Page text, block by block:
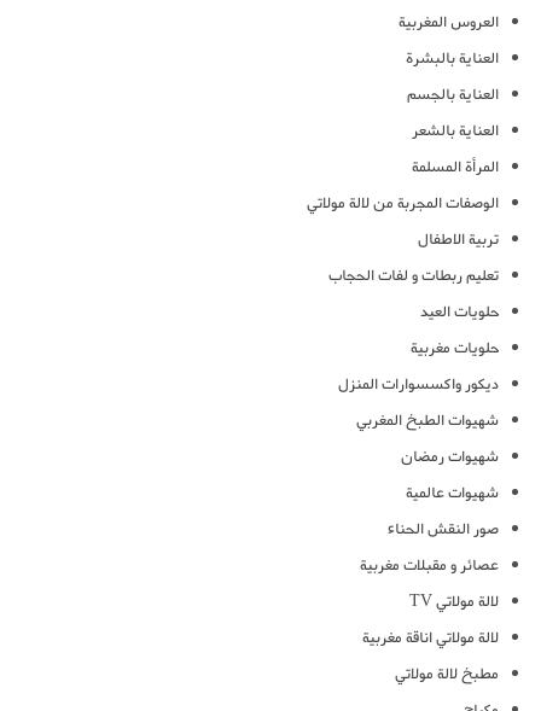
العروس المغربية
العناية بالبشرة
العناية بالجسم
العناية بالشعر
المرأة المسلمة
الوصفات المجربة من لالة مولاتي
تربية الاطفال
تعليم ربطات و لفات الحجاب
حلويات العيد
حلويات مغربية
ديكور واكسسوارات المنزل
شهيوات الطبخ المغربي
شهيوات رمضان
شهيوات عالمية
صور النقش الحناء
عصائر و مقبلات مغربية
لالة مولاتي TV
لالة مولاتي اناقة مغربية
مطبخ لالة مولاتي